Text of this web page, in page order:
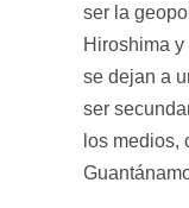
ser la
Hiroshima
se dejan a
ser
los medios,